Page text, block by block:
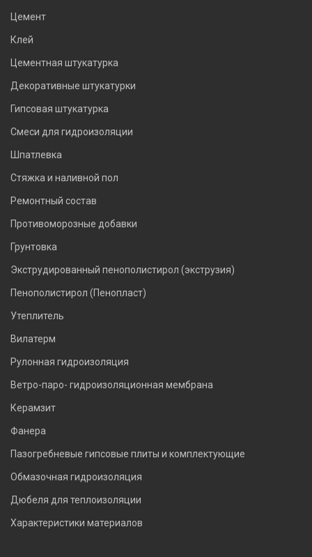
Цемент
Клей
Цементная штукатурка
Декоративные штукатурки
Гипсовая штукатурка
Смеси для гидроизоляции
Шпатлевка
Стяжка и наливной пол
Ремонтный состав
Противоморозные добавки
Грунтовка
Экструдированный пенополистирол (экструзия)
Пенополистирол (Пенопласт)
Утеплитель
Вилатерм
Рулонная гидроизоляция
Ветро-паро- гидроизоляционная мембрана
Керамзит
Фанера
Пазогребневые гипсовые плиты и комплектующие
Обмазочная гидроизоляция
Дюбеля для теплоизоляции
Характеристики материалов